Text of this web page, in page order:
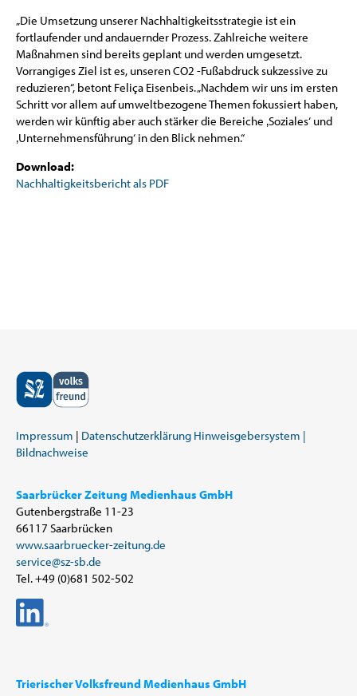
„Die Umsetzung unserer Nachhaltigkeitsstrategie ist ein
fortlaufender und andauernder Prozess. Zahlreiche weitere
Maßnahmen sind bereits geplant und werden umgesetzt.
Vorrangiges Ziel ist es, unseren CO2 -Fußabdruck sukzessive zu
reduzieren“, betont Feliça Eisenbeis. „Nachdem wir uns im ersten
Schritt vor allem auf umweltbezogene Themen fokussiert haben,
werden wir künftig aber auch stärker die Bereiche ‚Soziales‘ und
‚Unternehmensführung‘ in den Blick nehmen.“
Download:
Nachhaltigkeitsbericht als PDF
Impressum Datenschutzerklärung Hinweisgebersystem |
Bildnachweise
Saarbrücker Zeitung Medienhaus GmbH
Gutenbergstraße 11-23
66117 Saarbrücken
www.saarbruecker-zeitung.de
service@sz-sb.de
Tel. +49 (0)681 502-502
Trierischer Volksfreund Medienhaus GmbH